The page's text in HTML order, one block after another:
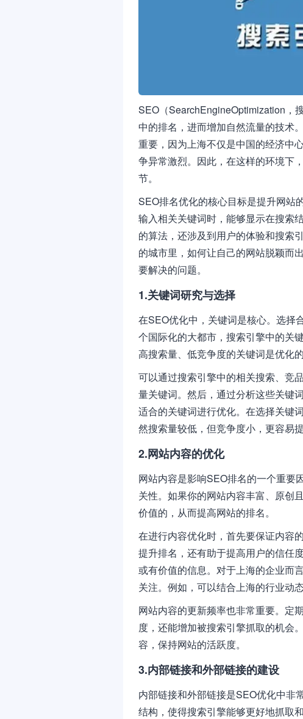
SEO（SearchEngineOptimization，
中的排名，进而增加自然流量的技术
重要，因为上海不仅是中国的经济中
争异常激烈。因此，在这样的环境下
节。
SEO排名优化的核心目标是提升网站
输入相关关键词时，能够显示在搜索
的算法，还涉及到用户的体验和搜索
的城市里，如何让自己的网站脱颖而
要解决的问题。
1.关键词研究与选择
在SEO优化中，关键词是核心。选择
个国际化的大都市，搜索引擎中的关
高搜索量、低竞争度的关键词是优化的
可以通过搜索引擎中的相关搜索、竞
量关键词。然后，通过分析这些关键
适合的关键词进行优化。在选择关键
然搜索量较低，但竞争度小，更容易提
2.网站内容的优化
网站内容是影响SEO排名的一个重要
关性。如果你的网站内容丰富、原创
价值的，从而提高网站的排名。
在进行内容优化时，首先要保证内容
提升排名，还有助于提高用户的信任
或有价值的信息。对于上海的企业而
关注。例如，可以结合上海的行业动
网站内容的更新频率也非常重要。定
度，还能增加被搜索引擎抓取的机会
容，保持网站的活跃度。
3.内部链接和外部链接的建设
内部链接和外部链接是SEO优化中非
结构，使得搜索引擎能够更好地抓取